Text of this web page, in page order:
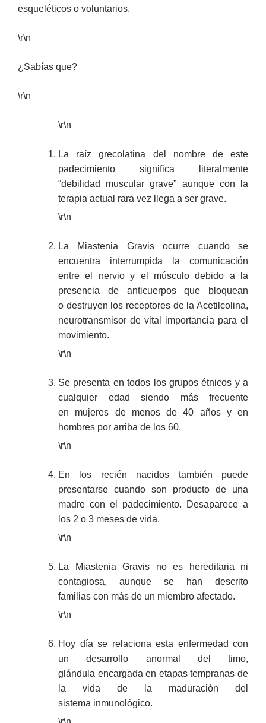
esqueléticos o voluntarios.
\r\n
¿Sabías que?
\r\n
\r\n
La raíz grecolatina del nombre de este
padecimiento significa literalmente
“debilidad muscular grave” aunque con la
terapia actual rara vez llega a ser grave.
\r\n
La Miastenia Gravis ocurre cuando se
encuentra interrumpida la comunicación
entre el nervio y el músculo debido a la
presencia de anticuerpos que bloquean
o destruyen los receptores de la Acetilcolina,
neurotransmisor de vital importancia para el
movimiento.
\r\n
Se presenta en todos los grupos étnicos y a
cualquier edad siendo más frecuente
en mujeres de menos de 40 años y en
hombres por arriba de los 60.
\r\n
En los recién nacidos también puede
presentarse cuando son producto de una
madre con el padecimiento. Desaparece a
los 2 o 3 meses de vida.
\r\n
La Miastenia Gravis no es hereditaria ni
contagiosa, aunque se han descrito
familias con más de un miembro afectado.
\r\n
Hoy día se relaciona esta enfermedad con
un desarrollo anormal del timo,
glándula encargada en etapas tempranas de
la vida de la maduración del
sistema inmunológico.